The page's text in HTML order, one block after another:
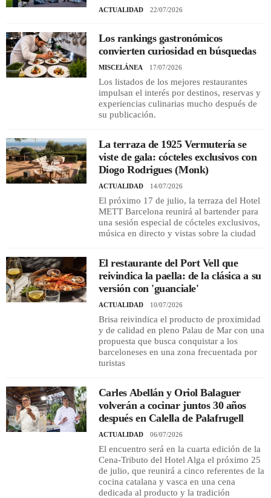
A CUCHILLO
REGISTRO
INICIAR SESIÓN
ACTUALIDAD 22/07/2026
Los rankings gastronómicos
convierten curiosidad en búsquedas
MISCELÁNEA 17/07/2026
Los listados de los mejores restaurantes
impulsan el interés por destinos, reservas y
experiencias culinarias mucho después de
su publicación.
La terraza de 1925 Vermutería se
viste de gala: cócteles exclusivos con
Diogo Rodrigues (Monk)
ACTUALIDAD 14/07/2026
El próximo 17 de julio, la terraza del Hotel
METT Barcelona reunirá al bartender para
una sesión especial de cócteles exclusivos,
música en directo y vistas sobre la ciudad
El restaurante del Port Vell que
reivindica la paella: de la clásica a su
versión con 'guanciale'
ACTUALIDAD 10/07/2026
Brisa reivindica el producto de proximidad
y de calidad en pleno Palau de Mar con una
propuesta que busca conquistar a los
barceloneses en una zona frecuentada por
turistas
Carles Abellán y Oriol Balaguer
volverán a cocinar juntos 30 años
después en Calella de Palafrugell
ACTUALIDAD 06/07/2026
El encuentro será en la cuarta edición de la
Cena-Tributo del Hotel Alga el próximo 25
de julio, que reunirá a cinco referentes de la
cocina catalana y vasca en una cena
dedicada al producto y la tradición